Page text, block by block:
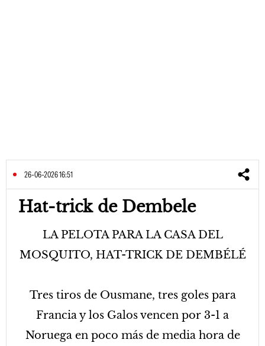
26-06-2026 16:51
Hat-trick de Dembele
LA PELOTA PARA LA CASA DEL
MOSQUITO, HAT-TRICK DE DEMBÉLÉ
Tres tiros de Ousmane, tres goles para
Francia y los Galos vencen por 3-1 a
Noruega en poco más de media hora de